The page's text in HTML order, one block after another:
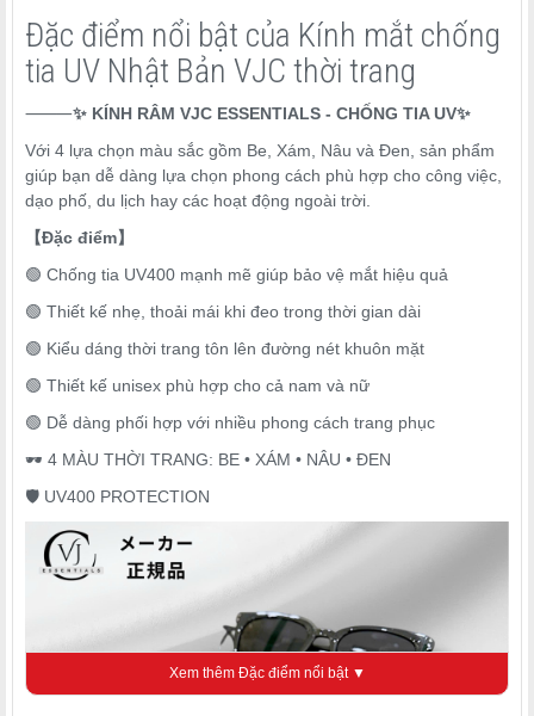
Đặc điểm nổi bật của Kính mắt chống
tia UV Nhật Bản VJC thời trang
⸻✨ KÍNH RÂM VJC ESSENTIALS - CHỐNG TIA UV✨
Với 4 lựa chọn màu sắc gồm Be, Xám, Nâu và Đen, sản phẩm
giúp bạn dễ dàng lựa chọn phong cách phù hợp cho công việc,
dạo phố, du lịch hay các hoạt động ngoài trời.
【Đặc điểm】
🟢 Chống tia UV400 mạnh mẽ giúp bảo vệ mắt hiệu quả
🟢 Thiết kế nhẹ, thoải mái khi đeo trong thời gian dài
🟢 Kiểu dáng thời trang tôn lên đường nét khuôn mặt
🟢 Thiết kế unisex phù hợp cho cả nam và nữ
🟢 Dễ dàng phối hợp với nhiều phong cách trang phục
🕶️ 4 MÀU THỜI TRANG: BE • XÁM • NÂU • ĐEN
🛡️ UV400 PROTECTION
Xem thêm Đặc điểm nổi bật ▼